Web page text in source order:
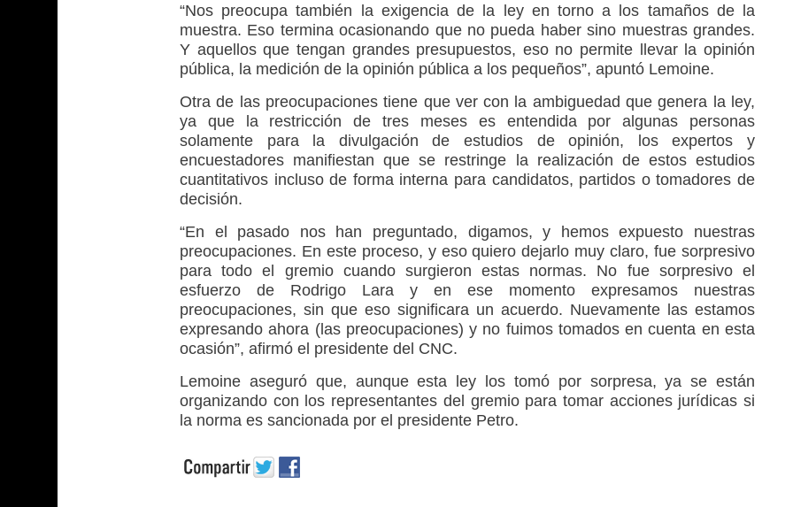
“Nos preocupa también la exigencia de la ley en torno a los tamaños de la
muestra. Eso termina ocasionando que no pueda haber sino muestras grandes.
Y aquellos que tengan grandes presupuestos, eso no permite llevar la opinión
pública, la medición de la opinión pública a los pequeños”, apuntó Lemoine.
Otra de las preocupaciones tiene que ver con la ambiguedad que genera la ley,
ya que la restricción de tres meses es entendida por algunas personas
solamente para la divulgación de estudios de opinión, los expertos y
encuestadores manifiestan que se restringe la realización de estos estudios
cuantitativos incluso de forma interna para candidatos, partidos o tomadores de
decisión.
“En el pasado nos han preguntado, digamos, y hemos expuesto nuestras
preocupaciones. En este proceso, y eso quiero dejarlo muy claro, fue sorpresivo
para todo el gremio cuando surgieron estas normas. No fue sorpresivo el
esfuerzo de Rodrigo Lara y en ese momento expresamos nuestras
preocupaciones, sin que eso significara un acuerdo. Nuevamente las estamos
expresando ahora (las preocupaciones) y no fuimos tomados en cuenta en esta
ocasión”, afirmó el presidente del CNC.
Lemoine aseguró que, aunque esta ley los tomó por sorpresa, ya se están
organizando con los representantes del gremio para tomar acciones jurídicas si
la norma es sancionada por el presidente Petro.